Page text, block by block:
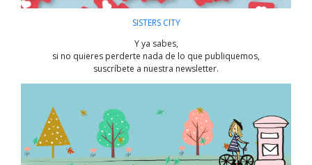
SISTERS CITY
Y ya sabes,
si no quieres perderte nada de lo que publiquemos,
suscríbete a nuestra newsletter.